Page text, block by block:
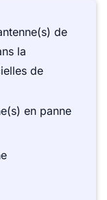
de
la
de
en panne